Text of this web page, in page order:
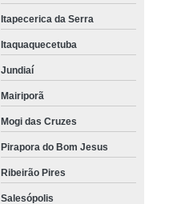
Itapecerica da Serra
Itaquaquecetuba
Jundiaí
Mairiporã
Mogi das Cruzes
Pirapora do Bom Jesus
Ribeirão Pires
Salesópolis